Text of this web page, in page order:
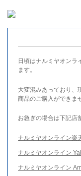
日頃はナルミヤオンラ
ます。
大変混みあっており、
商品のご購入ができま
お急ぎの場合は下記店
ナルミヤオンライン楽
ナルミヤオンライン
ナルミヤオンライン